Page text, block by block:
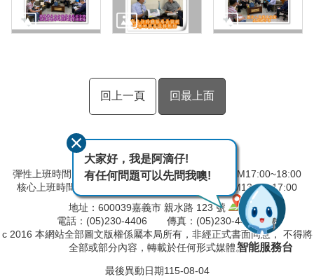
回上一頁 回最上面
彈性上班時間：AM08:00~09:00 彈性下班時間：PM17:00~18:00
核心上班時間：星期一 ~ 星期五 AM9:00~12:30 PM13:30~17:00
地址：600039嘉義市 親水路 123 號
電話：(05)230-4406 傳真：(05)230-4421
c 2016 本網站全部圖文版權係屬本局所有，非經正式書面同意， 不得將
全部或部分內容，轉載於任何形式媒體。
最後異動日期115-08-04
大家好，我是阿滴仔!
有任何問題可以先問我噢!
智能服務台